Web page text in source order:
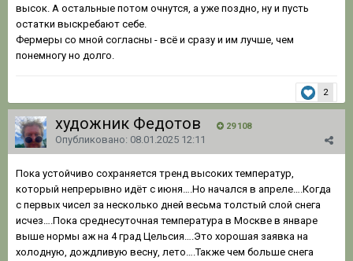
высок. А остальные потом очнутся, а уже поздно, ну и пусть
остатки выскребают себе.
Фермеры со мной согласны - всё и сразу и им лучше, чем
понемногу но долго.
2
художник Федотов 29 108
Опубликовано: 08.01.2025 12:11
Пока устойчиво сохраняется тренд высоких температур,
который непрерывно идёт с июня….Но начался в апреле….Когда
с первых чисел за несколько дней весьма толстый слой снега
исчез….Пока среднесуточная температура в Москве в январе
выше нормы аж на 4 град Цельсия….Это хорошая заявка на
холодную, дождливую весну, лето….Также чем больше снега